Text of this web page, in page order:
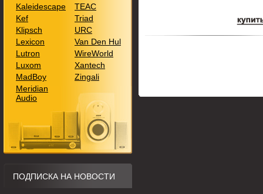
Kaleidescape
Kef
Klipsch
Lexicon
Lutron
Luxom
MadBoy
Meridian
Audio
TEAC
Triad
URC
Van Den Hul
WireWorld
Xantech
Zingali
ПОДПИСКА НА НОВОСТИ